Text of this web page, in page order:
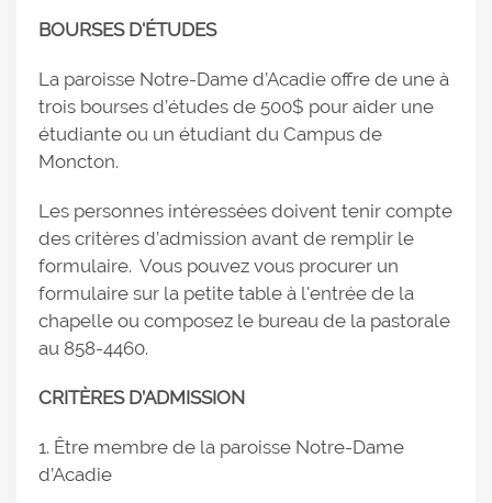
BOURSES D'ÉTUDES
La paroisse Notre-Dame d’Acadie offre de une à
trois bourses d’études de 500$ pour aider une
étudiante ou un étudiant du Campus de
Moncton.
Les personnes intéressées doivent tenir compte
des critères d’admission avant de remplir le
formulaire. Vous pouvez vous procurer un
formulaire sur la petite table à l'entrée de la
chapelle ou composez le bureau de la pastorale
au 858-4460.
CRITÈRES D’ADMISSION
1. Être membre de la paroisse Notre-Dame
d’Acadie